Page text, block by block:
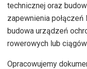
technicznej oraz
zapewnienia
budowa urządzeń
rowerowych lub
Opracowujemy